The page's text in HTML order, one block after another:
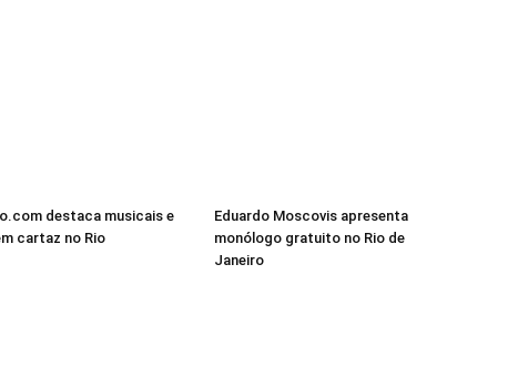
destaca musicais e
cartaz no Rio
Eduardo Moscovis apresenta
monólogo gratuito no Rio de
Janeiro